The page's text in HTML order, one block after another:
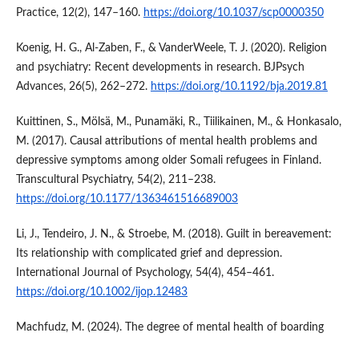
Practice, 12(2), 147–160. https://doi.org/10.1037/scp0000350
Koenig, H. G., Al‐Zaben, F., & VanderWeele, T. J. (2020). Religion
and psychiatry: Recent developments in research. BJPsych
Advances, 26(5), 262–272. https://doi.org/10.1192/bja.2019.81
Kuittinen, S., Mölsä, M., Punamäki, R., Tiilikainen, M., & Honkasalo,
M. (2017). Causal attributions of mental health problems and
depressive symptoms among older Somali refugees in Finland.
Transcultural Psychiatry, 54(2), 211–238.
https://doi.org/10.1177/1363461516689003
Li, J., Tendeiro, J. N., & Stroebe, M. (2018). Guilt in bereavement:
Its relationship with complicated grief and depression.
International Journal of Psychology, 54(4), 454–461.
https://doi.org/10.1002/ijop.12483
Machfudz, M. (2024). The degree of mental health of boarding